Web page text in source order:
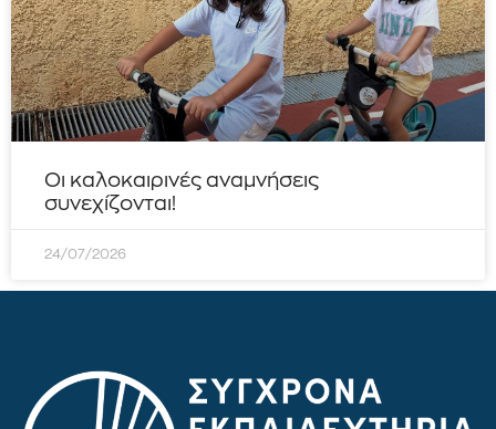
Οι καλοκαιρινές αναμνήσεις
συνεχίζονται!
24/07/2026